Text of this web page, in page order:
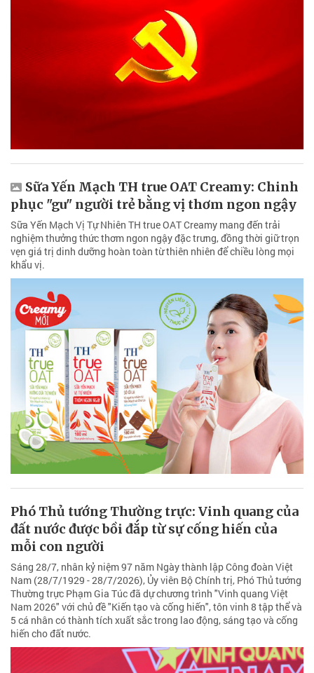
Sữa Yến Mạch TH true OAT Creamy: Chinh
phục "gu" người trẻ bằng vị thơm ngon ngậy
Sữa Yến Mạch Vị Tự Nhiên TH true OAT Creamy mang đến trải
nghiệm thưởng thức thơm ngon ngậy đặc trưng, đồng thời giữ trọn
vẹn giá trị dinh dưỡng hoàn toàn từ thiên nhiên để chiều lòng mọi
khẩu vị.
Phó Thủ tướng Thường trực: Vinh quang của
đất nước được bồi đắp từ sự cống hiến của
mỗi con người
Sáng 28/7, nhân kỷ niệm 97 năm Ngày thành lập Công đoàn Việt
Nam (28/7/1929 - 28/7/2026), Ủy viên Bộ Chính trị, Phó Thủ tướng
Thường trực Phạm Gia Túc đã dự chương trình "Vinh quang Việt
Nam 2026" với chủ đề "Kiến tạo và cống hiến", tôn vinh 8 tập thể và
5 cá nhân có thành tích xuất sắc trong lao động, sáng tạo và cống
hiến cho đất nước.